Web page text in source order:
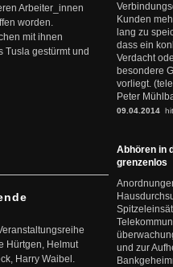
Arbeiter_innen
worden.
mit ihnen
gestürmt und
Hürtgen, Helmut
Harry Waibel.
Kunden
lang zu
dass ein
Verdacht
besondere
vorliegt.
Peter
09.04.2014
Abhören in
grenzenlos
und zur